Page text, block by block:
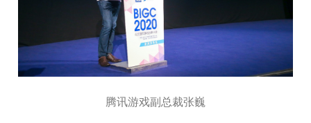
腾讯游戏副总裁张巍